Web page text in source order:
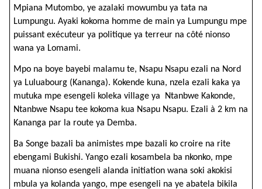
Mpiana Mutombo, ye azalaki mowumbu ya tata na
Lumpungu. Ayaki kokoma homme de main ya Lumpungu mpe
puissant exécuteur ya politique ya terreur na côté nionso
wana ya Lomami.
Mpo na boye bayebi malamu te, Nsapu Nsapu ezali na Nord
ya Luluabourg (Kananga). Kokende kuna, nzela ezali kaka ya
mutuka mpe esengeli koleka village ya Ntanbwe Kakonde,
Ntanbwe Nsapu tee kokoma kua Nsapu Nsapu. Ezali à 2 km na
Kananga par la route ya Demba.
Ba Songe bazali ba animistes mpe bazali ko croire na rite
ebengami Bukishi. Yango ezali kosambela ba nkonko, mpe
muana nionso esengeli alanda initiation wana soki akokisi
mbula ya kolanda yango, mpe esengeli na ye abatela bikila